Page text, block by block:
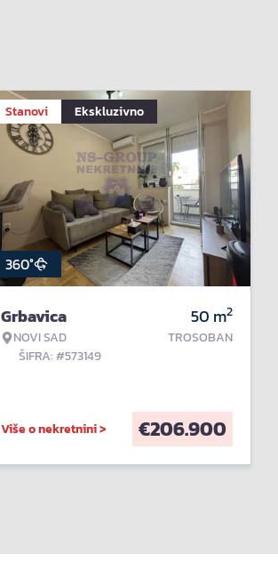
Stanovi Ekskluzivno
360°
Grbavica
NOVI SAD
ŠIFRA: #573149
50 m2
TROSOBAN
Više o nekretnini > €206.900